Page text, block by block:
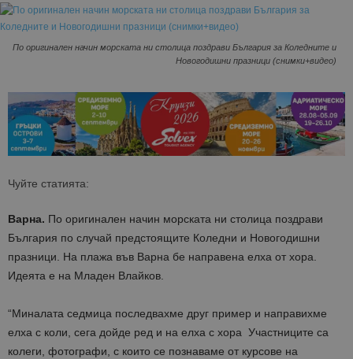
По оригинален начин морската ни столица поздрави България за Коледните и
Новогодишни празници (снимки+видео)
Чуйте статията:
Варна. По оригинален начин морската ни столица поздрави
България по случай предстоящите Коледни и Новогодишни
празници. На плажа във Варна бе направена елха от хора.
Идеята е на Младен Влайков.
“Миналата седмица последвахме друг пример и направихме
елха с коли, сега дойде ред и на елха с хора Участниците са
колеги, фотографи, с които се познаваме от курсове на